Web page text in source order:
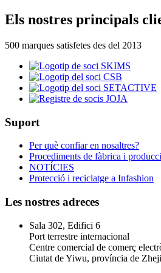
Els nostres principals
500 marques satisfetes des del 2013
Suport
Per què confiar en nosaltres?
Procediments de fàbrica i
NOTÍCIES
Protecció i reciclatge a Infashion
Les nostres adreces
Sala 302, Edifici 6
Port terrestre internacional
Centre comercial de comerç
Ciutat de Yiwu, província de